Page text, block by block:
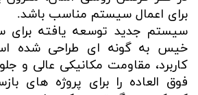
برای اعمال سیستم مناسب باشد.
سیستم جدید توسعه یافته برای
خیس به گونه ای طراحی شده
کاربرد، مقاومت مکانیکی عالی و
فوق العاده را برای پروژه های